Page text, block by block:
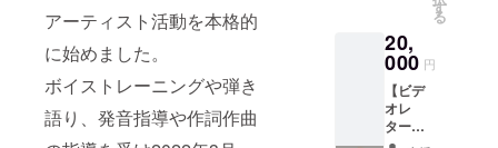
アーティスト活動を本格的
に始めました。
ボイストレーニングや弾き
語り、発音指導や作詞作曲
わない
場合、
入場を
お断
り、ま
たはご
・ご入
場いた
だいた
順でお
席をお
選びい
ただけ
身丈78
身巾58
肩巾53
袖丈24
す。 ※
昼公演
or夜公
演を選
択して
くださ
ルス
テッ
カー2枚
組 (画像
参照・
サイ
す。(会
場取り
置き)
②Ache
rieより
お礼の
す
る
20,
000 円
【ビデ
オレ
タープ
ラン】